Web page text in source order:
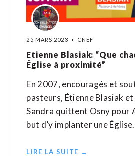
25 MARS 2023 CNEF
Etienne Blasiak: “Que
Église à proximité”
En 2007, encouragés et
pasteurs, Étienne Blasiak
Sandra quittent Osny pour
but d’y implanter une
LIRE LA SUITE →